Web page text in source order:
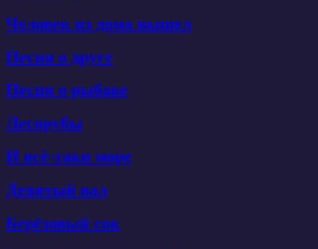
Человек из дома вышел
Песня о друге
Песня о рыбаке
Лесорубы
И всё-таки море
Девятый вал
Берёзовый сок